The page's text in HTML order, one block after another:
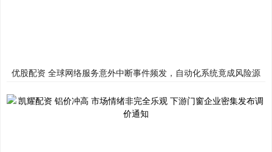
优股配资 全球网络服务意外中断事件频发，自动化系统竟成风险源